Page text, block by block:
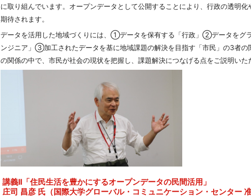
に取り組んでいます。オープンデータとして公開することにより、行政の透明
期待されます。
データを活用した地域づくりには、①データを保有する「行政」②データをグ
ンジニア」③加工されたデータを基に地域課題の解決を目指す「市民」の3
の関係の中で、市民が社会の現状を把握し、課題解決につなげる点をご説明いた
講義II「住民生活を豊かにするオープンデータの民間活用」
庄司 昌彦 氏（国際大学グローバル・コミュニケーション・センター 准